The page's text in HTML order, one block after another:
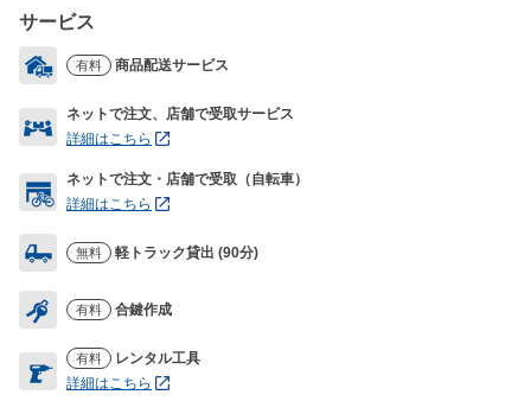
サービス
有料 商品配送サービス
ネットで注文、店舗で受取サービス
詳細はこちら
ネットで注文・店舗で受取（自転車）
詳細はこちら
無料 軽トラック貸出 (90分)
有料 合鍵作成
有料
レンタル工具
詳細はこちら